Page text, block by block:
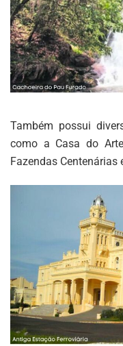
Também possui
como a Casa do
Fazendas